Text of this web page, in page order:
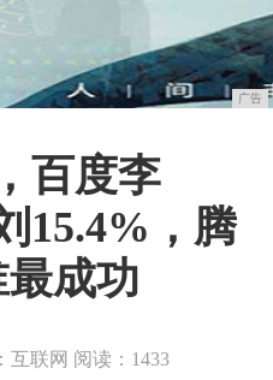
广告
百度李
15.4%，腾
成功
互联网 阅读：1433